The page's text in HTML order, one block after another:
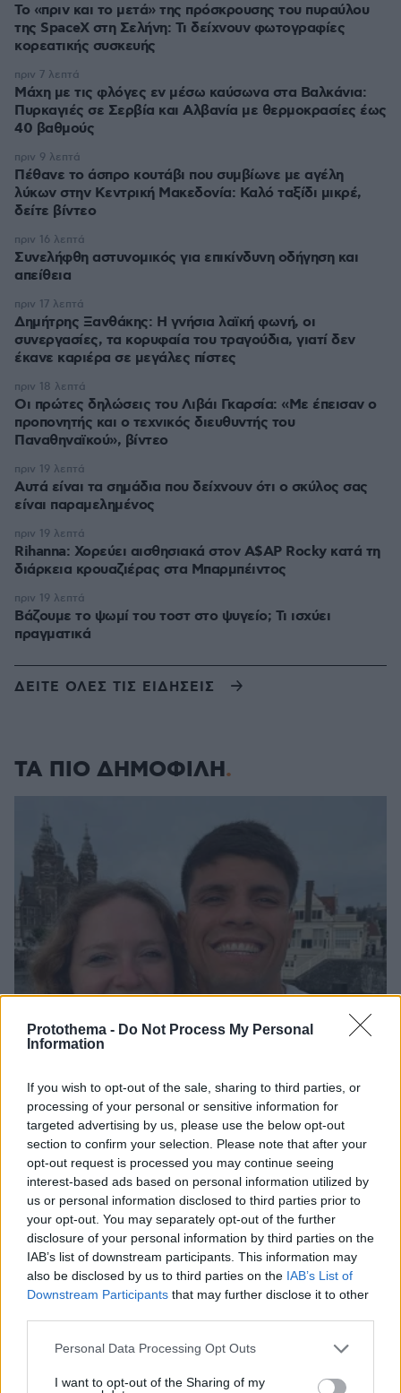
Protothema - Do Not Process My Personal
Information
If you wish to opt-out of the sale, sharing to third parties, or
processing of your personal or sensitive information for
targeted advertising by us, please use the below opt-out
section to confirm your selection. Please note that after your
opt-out request is processed you may continue seeing
interest-based ads based on personal information utilized by
us or personal information disclosed to third parties prior to
your opt-out. You may separately opt-out of the further
disclosure of your personal information by third parties on the
IAB’s list of downstream participants. This information may
also be disclosed by us to third parties on the IAB’s List of
Downstream Participants that may further disclose it to other
Please note that this website/app uses one or more Google
not limited to your visit or usage behaviour. You may click to
Personal Data Processing Opt Outs
I want to opt-out of the Sharing of my
Το «πριν και το μετά» της πρόσκρουσης του πυραύλου
της SpaceX στη Σελήνη: Τι δείχνουν φωτογραφίες
κορεατικής συσκευής
Μάχη με τις φλόγες εν μέσω καύσωνα στα Βαλκάνια:
Πυρκαγιές σε Σερβία και Αλβανία με θερμοκρασίες έως
40 βαθμούς
πριν 7 λεπτά
Πέθανε το άσπρο κουτάβι που συμβίωνε με αγέλη
λύκων στην Κεντρική Μακεδονία: Καλό ταξίδι μικρέ,
δείτε βίντεο
πριν 9 λεπτά
Συνελήφθη αστυνομικός για επικίνδυνη οδήγηση και
απείθεια
πριν 16 λεπτά
Δημήτρης Ξανθάκης: Η γνήσια λαϊκή φωνή, οι
συνεργασίες, τα κορυφαία του τραγούδια, γιατί δεν
έκανε καριέρα σε μεγάλες πίστες
πριν 17 λεπτά
Οι πρώτες δηλώσεις του Λιβάι Γκαρσία: «Με έπεισαν ο
προπονητής και ο τεχνικός διευθυντής του
Παναθηναϊκού», βίντεο
πριν 18 λεπτά
Αυτά είναι τα σημάδια που δείχνουν ότι ο σκύλος σας
είναι παραμελημένος
πριν 19 λεπτά
Rihanna: Χορεύει αισθησιακά στον A$AP Rocky κατά τη
διάρκεια κρουαζιέρας στα Μπαρμπέιντος
πριν 19 λεπτά
Βάζουμε το ψωμί του τοστ στο ψυγείο; Τι ισχύει
πραγματικά
πριν 19 λεπτά
ΔΕΙΤΕ ΟΛΕΣ ΤΙΣ ΕΙΔΗΣΕΙΣ
ΤΑ ΠΙΟ ΔΗΜΟΦΙΛΗ
Η αποκαλυπτική κατάθεση της συζύγου του
Αφγανού: Πώς γνωρίσαμε τη Λίσα, γιατί
υποψιάστηκα ότι ήταν το πτώμα στη βαλίτσα
06.08.2026, 12:32